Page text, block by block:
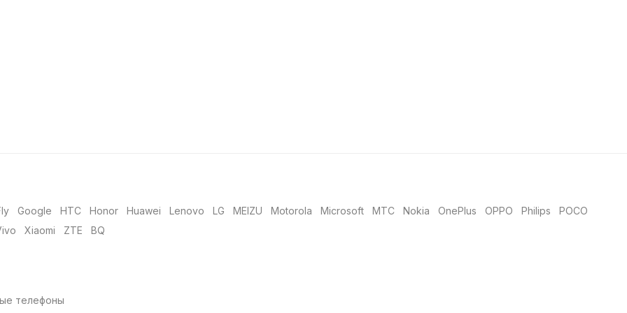
Google HTC Honor Huawei Lenovo LG MEIZU Motorola Microsoft MTC Nokia OnePlus OPPO Philips
POCO
Xiaomi ZTE BQ
телефоны